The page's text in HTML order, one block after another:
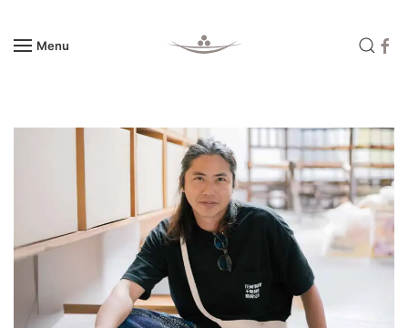
Skip to main content
Menu